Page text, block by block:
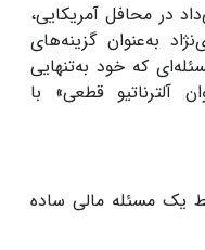
در محافل آمریکایی،
به‌عنوان گزینه‌های
که خود به‌تنهایی
آلترناتیو قطعی» با
یک مسئله مالی ساده